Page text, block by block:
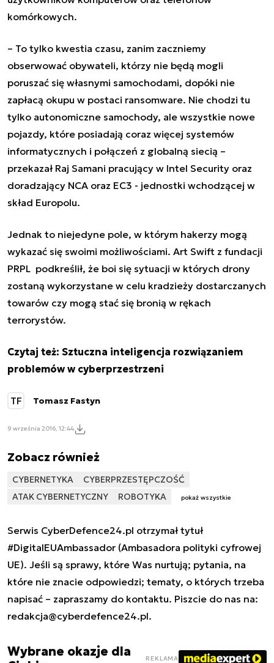
komórkowych.
– To tylko kwestia czasu, zanim zaczniemy
obserwować obywateli, którzy nie będą mogli
poruszać się własnymi samochodami, dopóki nie
zapłacą okupu w postaci ransomware. Nie chodzi tu
tylko autonomiczne samochody, ale wszystkie nowe
pojazdy, które posiadają coraz więcej systemów
informatycznych i połączeń z globalną siecią –
przekazał Raj Samani pracujący w Intel Security oraz
doradzający NCA oraz EC3 - jednostki wchodzącej w
skład Europolu.
Jednak to niejedyne pole, w którym hakerzy mogą
wykazać się swoimi możliwościami. Art Swift z fundacji
PRPL podkreślił, że boi się sytuacji w których drony
zostaną wykorzystane w celu kradzieży dostarczanych
towarów czy mogą stać się bronią w rękach
terrorystów.
Czytaj też: Sztuczna inteligencja rozwiązaniem
problemów w cyberprzestrzeni
TF Tomasz Fastyn
9 września 2016, 12:44
Zobacz również
CYBERNETYKA
CYBERPRZESTĘPCZOŚĆ
ATAK CYBERNETYCZNY
ROBOTYKA pokaż wszystkie
Serwis CyberDefence24.pl otrzymał tytuł
#DigitalEUAmbassador (Ambasadora polityki cyfrowej
UE). Jeśli są sprawy, które Was nurtują; pytania, na
które nie znacie odpowiedzi; tematy, o których trzeba
napisać – zapraszamy do kontaktu. Piszcie do nas na:
redakcja@cyberdefence24.pl.
Wybrane okazje dla
REKLAMA